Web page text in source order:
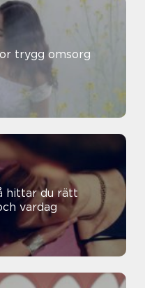
vardag